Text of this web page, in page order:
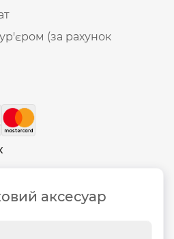
(за рахунок
аксесуар